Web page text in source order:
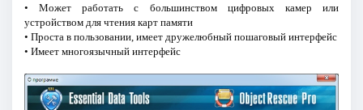
• Может работать с большинством цифровых камер или
устройством для чтения карт памяти
• Проста в пользовании, имеет дружелюбный пошаговый интерфейс
• Имеет многоязычный интерфейс